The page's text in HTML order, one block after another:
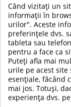
Greutate
TABEL DE
Model
Tip produs
Când vizitați un
informații în
urilor". Aceste
preferințele dvs.
tableta sau
pentru a face ca
Puteți afla mai
urile pe acest
esențiale, făcând
mai jos. Totuși,
experiența dvs.